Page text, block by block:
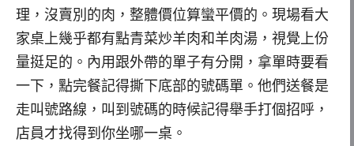
理，沒賣別的肉，整體價位算蠻平價的。現場看大
家桌上幾乎都有點青菜炒羊肉和羊肉湯，視覺上份
量挺足的。內用跟外帶的單子有分開，拿單時要看
一下，點完餐記得撕下底部的號碼單。他們送餐是
走叫號路線，叫到號碼的時候記得舉手打個招呼，
店員才找得到你坐哪一桌。